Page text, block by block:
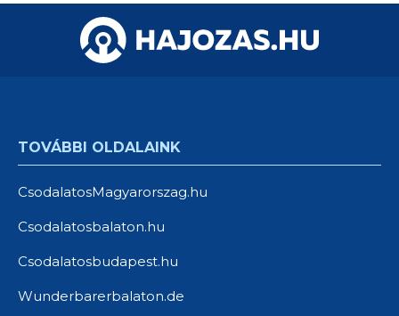
TOVÁBBI OLDALAINK
CsodalatosMagyarorszag.hu
Csodalatosbalaton.hu
Csodalatosbudapest.hu
Wunderbarerbalaton.de